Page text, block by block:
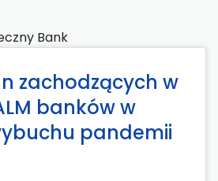
Bank
zachodzących w
banków w
pandemii